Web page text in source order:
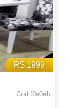
R$ 1999
Cod f0a0eb